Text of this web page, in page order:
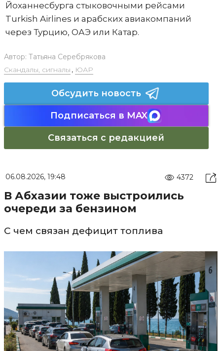
Йоханнесбурга стыковочными рейсами
Turkish Airlines и арабских авиакомпаний
через Турцию, ОАЭ или Катар.
Автор: Татьяна Серебрякова
Скандалы, сигналы , ЮАР
Обсудить новость
Подписаться в MAX
Связаться с редакцией
06.08.2026, 19:48 4372
В Абхазии тоже выстроились
очереди за бензином
С чем связан дефицит топлива